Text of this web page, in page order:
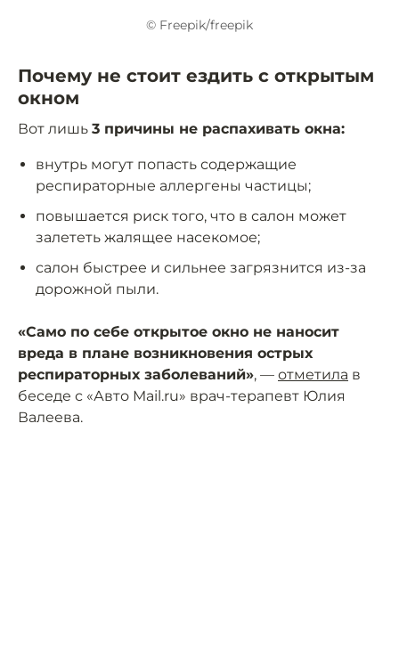
© Freepik/freepik
Почему не стоит ездить с открытым
окном
Вот лишь 3 причины не распахивать окна:
внутрь могут попасть содержащие
респираторные аллергены частицы;
повышается риск того, что в салон может
залететь жалящее насекомое;
салон быстрее и сильнее загрязнится из-за
дорожной пыли.
«Само по себе открытое окно не наносит
вреда в плане возникновения острых
респираторных заболеваний», — отметила в
беседе с «Авто Mail.ru» врач-терапевт Юлия
Валеева.